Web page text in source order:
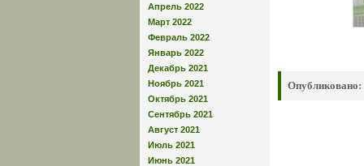
Апрель 2022
Март 2022
Февраль 2022
Январь 2022
Декабрь 2021
Ноябрь 2021
Октябрь 2021
Сентябрь 2021
Август 2021
Июль 2021
Июнь 2021
Опубликовано: